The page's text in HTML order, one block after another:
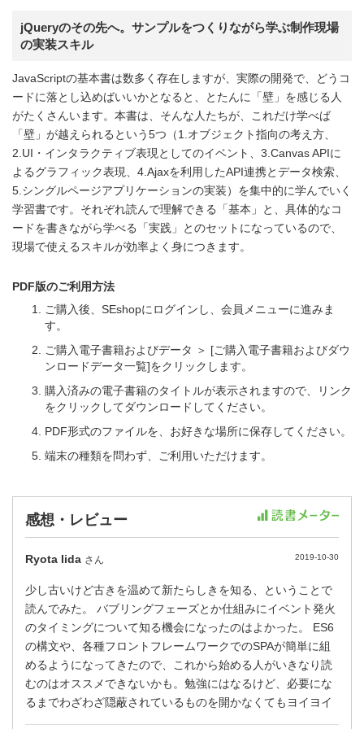
jQueryのその先へ。サンプルをつくりながら学ぶ制作現場
の実装スキル
JavaScriptの基本書は数多く存在しますが、実際の開発で、どうコ
ードに落とし込めばいいかとなると、とたんに「壁」を感じる人
がたくさんいます。本書は、そんな人たちが、これだけ学べば
「壁」が越えられるという5つ（1.オブジェクト指向の考え方、
2.UI・インタラクティブ表現としてのイベント、3.Canvas APIに
よるグラフィック表現、4.Ajaxを利用したAPI連携とデータ検索、
5.シングルページアプリケーションの実装）を集中的に学んでいく
学習書です。それぞれ読んで理解できる「基本」と、具体的なコ
ードを書きながら学べる「実践」とのセットになっているので、
現場で使えるスキルが効率よく身につきます。
PDF版のご利用方法
ご購入後、SEshopにログインし、会員メニューに進みま
す。
ご購入電子書籍およびデータ ＞ [ご購入電子書籍およびダウ
ンロードデータ一覧]をクリックします。
購入済みの電子書籍のタイトルが表示されますので、リンク
をクリックしてダウンロードしてください。
PDF形式のファイルを、お好きな場所に保存してください。
端末の種類を問わず、ご利用いただけます。
感想・レビュー
Ryota Iida さん 2019-10-30
少し古いけど古きを温めて新たらしきを知る、ということで
読んでみた。 バブリングフェーズとか仕組みにイベント発火
のタイミングについて知る機会になったのはよかった。 ES6
の構文や、各種フロントフレームワークでのSPAが簡単に組
めるようになってきたので、これから始める人がいきなり読
むのはオススメできないかも。勉強にはなるけど、必要にな
るまでわざわざ隠蔽されているものを開かなくてもヨイヨイ